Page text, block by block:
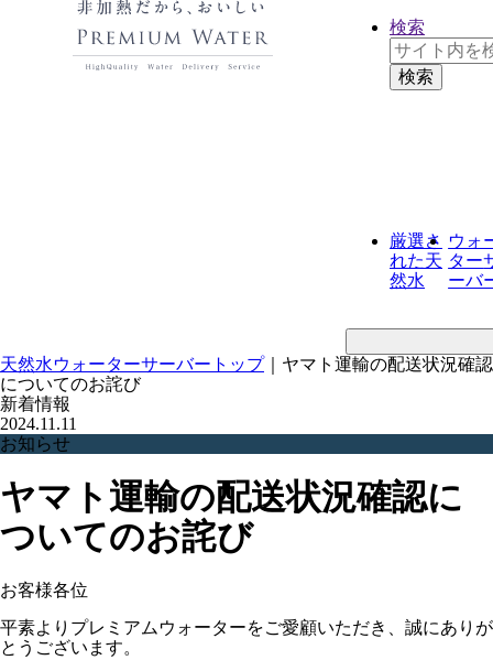
厳選さ
れた天
然水
ウォ
ター
ーバ
検索
天然水ウォーターサーバートップ｜ ヤマト運輸の配送状況確認
についてのお詫び
新着情報
2024.11.11
お知らせ
ヤマト運輸の配送状況確認に
ついてのお詫び
お客様各位
平素よりプレミアムウォーターをご愛顧いただき、誠にありが
とうございます。